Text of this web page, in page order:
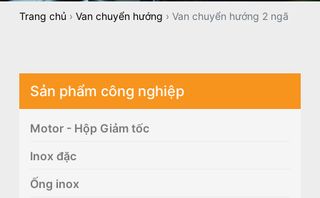
Trang chủ › Van chuyển hướng › Van chuyển hướng 2 ngã
Sản phẩm công nghiệp
Motor - Hộp Giảm tốc
Inox đặc
Ống inox